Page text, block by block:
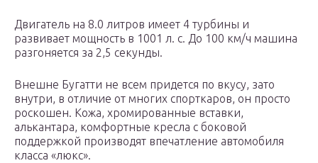
Двигатель на 8.0 литров имеет 4 турбины и
развивает мощность в 1001 л. с. До 100 км/ч машина
разгоняется за 2,5 секунды.
Внешне Бугатти не всем придется по вкусу, зато
внутри, в отличие от многих спорткаров, он просто
роскошен. Кожа, хромированные вставки,
алькантара, комфортные кресла с боковой
поддержкой производят впечатление автомобиля
класса «люкс».